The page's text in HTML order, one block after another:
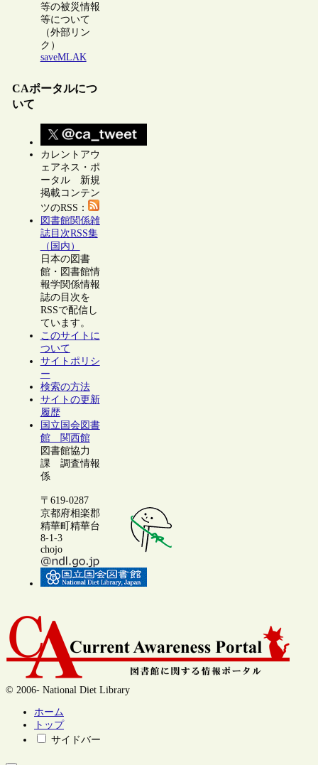
等の被災情報
等について
（外部リン
ク）
saveMLAK
CAポータルにつ
いて
カレントアウ
ェアネス・ポ
ータル 新規
掲載コンテン
ツのRSS：
図書館関係雑
誌目次RSS集
（国内）
日本の図書
館・図書館情
報学関係情報
誌の目次を
RSSで配信し
ています。
このサイトに
ついて
サイトポリシ
ー
検索の方法
サイトの更新
履歴
国立国会図書
館 関西館
図書館協力
課 調査情報
係
〒619-0287
京都府相楽郡
精華町精華台
8-1-3
chojo
© 2006- National Diet Library
ホーム
トップ
サイドバー